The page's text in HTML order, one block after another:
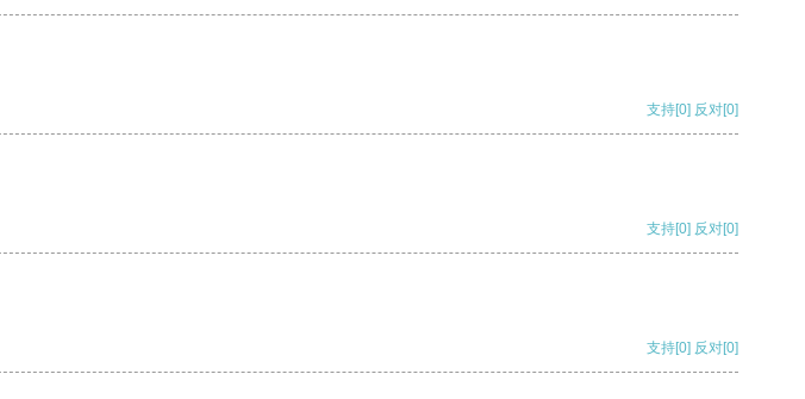
支持[0] 反对[0]
支持[0] 反对[0]
支持[0] 反对[0]